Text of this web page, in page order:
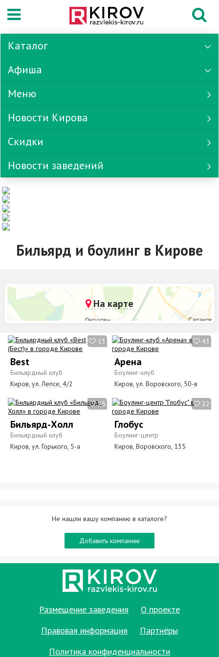
Каталог
Афиша
Меню
Новости Кирова
Скидки
Новости заведений
Бильярд и боулинг в Кирове
На карте
13
Best
Бильярдный клуб
Киров, ул. Лепсе, 4/2
43
Арена
Боулинг-клуб
Киров, ул. Воровского, 50-в
25
Бильярд-Холл
Бильярдный клуб
Киров, ул. Горького, 5-а
22
Глобус
Боулинг-центр
Киров, Воровского, 135
Не нашли вашу компанию в каталоге?
Добавить компанию
Размещение заведения
О проекте
Правовая информация
Партнёры
Политика конфиденциальности